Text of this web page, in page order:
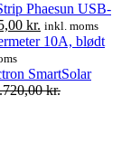
Phaesun USB-
kr..
kr. Den
aktuelle
er:
75,00 kr..
inkl. moms
10A, blødt
SmartSolar
kr.